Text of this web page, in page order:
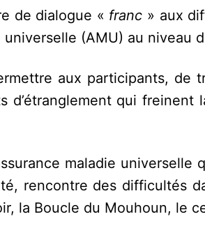
de dialogue « franc » aux
(AMU) au niveau
aux participants,
d’étranglement qui
maladie
rencontre des difficultés
la Boucle du Mouhoun, le